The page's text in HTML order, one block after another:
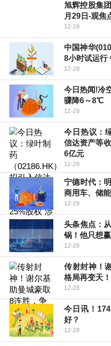
旭辉控股集
月29日-观焦
12-28
中国神华
8小时试运行
12-28
今日热闻!冷
骤降6～8℃
12-28
今日热议：
信达资产等
6亿元
12-28
宁德时代：
商用车、储
12-28
头条焦点：
锅！他只想
12-28
传射封神！
格局再变天！
12-28
今日讯！
好？
12-28